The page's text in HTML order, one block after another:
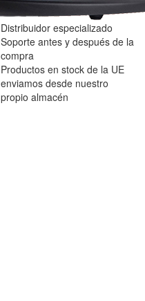
Distribuidor especializado
Soporte antes y después de la
compra
Productos en stock de la UE
enviamos desde nuestro
propio almacén